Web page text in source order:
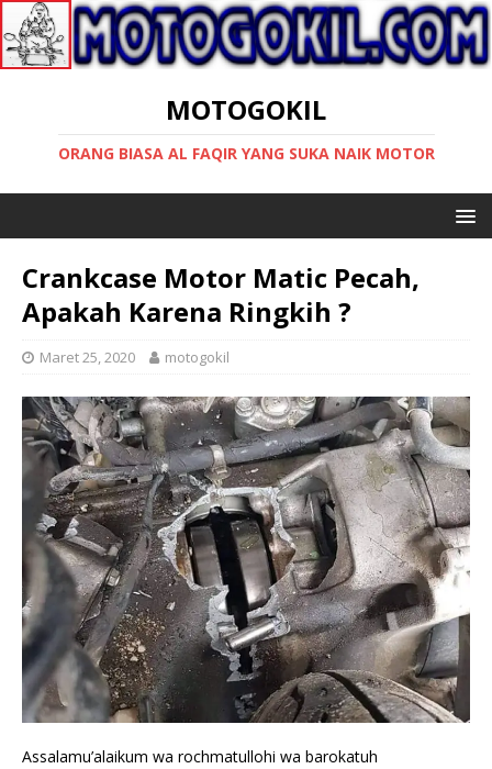
MOTOGOKIL
ORANG BIASA AL FAQIR YANG SUKA NAIK MOTOR
Crankcase Motor Matic Pecah,
Apakah Karena Ringkih ?
Maret 25, 2020 motogokil
Assalamu’alaikum wa rochmatullohi wa barokatuh